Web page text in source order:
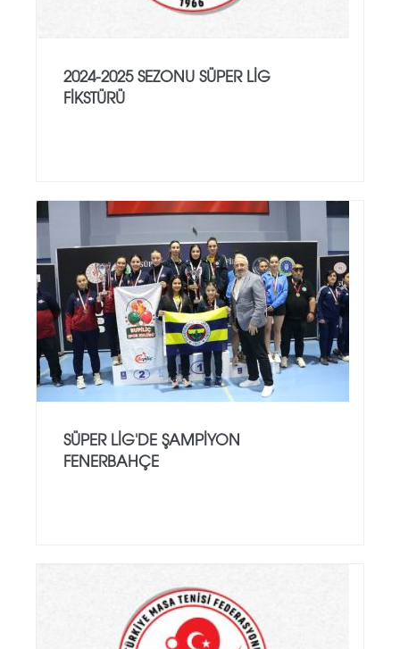
2024-2025 SEZONU SÜPER LİG
FİKSTÜRÜ
SÜPER LIG'DE ŞAMPIYON
FENERBAHÇE